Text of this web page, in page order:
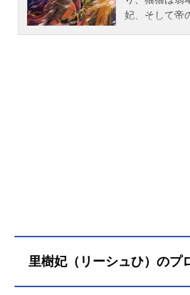
妃、そして帝
形態TVアニ
（金）〜2025
里樹妃（リーシュひ）のプ